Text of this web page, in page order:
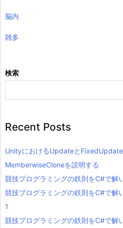
脳内
雑多
検索
Recent Posts
UnityにおけるUpdateとFixedUpdate
MemberwiseCloneを説明する
競技プログラミングの鉄則をC#で解
競技プログラミングの鉄則をC#で解
1
競技プログラミングの鉄則をC#で解